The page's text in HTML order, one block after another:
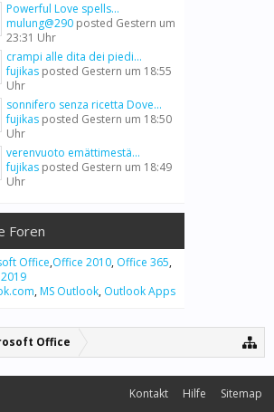
Powerful Love spells...
mulung@290 posted Gestern um
23:31 Uhr
crampi alle dita dei piedi...
fujikas posted Gestern um 18:55
Uhr
sonnifero senza ricetta Dove...
fujikas posted Gestern um 18:50
Uhr
verenvuoto emättimestä...
fujikas posted Gestern um 18:49
Uhr
Foren
Office,Office 2010, Office 365,
, MS Outlook, Outlook Apps
Office
Kontakt Hilfe Sitemap